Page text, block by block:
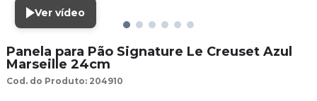
Ver vídeo
Panela para Pão Signature Le Creuset Azul
Marseille 24cm
Cod. do Produto: 204910